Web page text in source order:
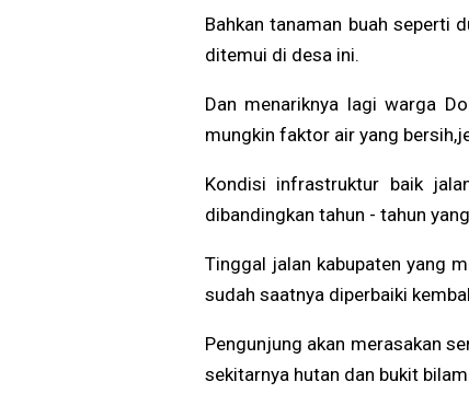
Bahkan tanaman buah seperti
ditemui di desa ini.
Dan menariknya lagi warga
mungkin faktor air yang
Kondisi infrastruktur baik
dibandingkan tahun - tahun
Tinggal jalan kabupaten yang
sudah saatnya diperbaiki
Pengunjung akan merasakan
sekitarnya hutan dan bukit